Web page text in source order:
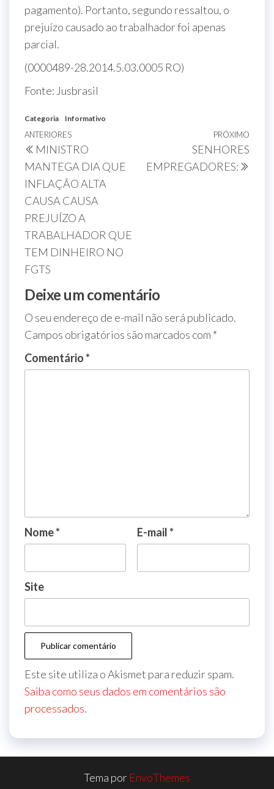
pagamento). Portanto, segundo ressaltou, o
prejuízo causado ao trabalhador foi apenas
parcial.
(0000489-28.2014.5.03.0005 RO)
Fonte: Jusbrasil
Categoria Informativo
ANTERIORES
MINISTRO
MANTEGA DIA QUE
INFLAÇÃO ALTA
CAUSA CAUSA
PREJUÍZO A
TRABALHADOR QUE
TEM DINHEIRO NO
FGTS
PRÓXIMO
SENHORES
EMPREGADORES:
Deixe um comentário
O seu endereço de e-mail não será publicado.
Campos obrigatórios são marcados com *
Comentário*
Nome* E-mail*
Site
Este site utiliza o Akismet para reduzir spam.
Saiba como seus dados em comentários são
processados.
Tema por EnvoThemes